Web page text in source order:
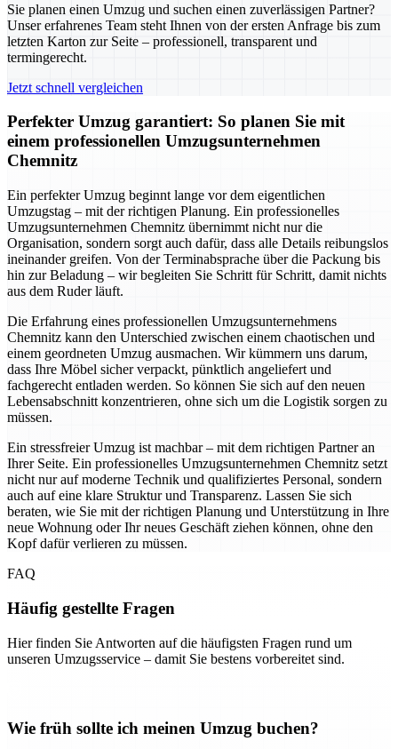
Sie planen einen Umzug und suchen einen zuverlässigen Partner?
Unser erfahrenes Team steht Ihnen von der ersten Anfrage bis zum
letzten Karton zur Seite – professionell, transparent und
termingerecht.
Jetzt schnell vergleichen
Perfekter Umzug garantiert: So planen Sie mit
einem professionellen Umzugsunternehmen
Chemnitz
Ein perfekter Umzug beginnt lange vor dem eigentlichen
Umzugstag – mit der richtigen Planung. Ein professionelles
Umzugsunternehmen Chemnitz übernimmt nicht nur die
Organisation, sondern sorgt auch dafür, dass alle Details reibungslos
ineinander greifen. Von der Terminabsprache über die Packung bis
hin zur Beladung – wir begleiten Sie Schritt für Schritt, damit nichts
aus dem Ruder läuft.
Die Erfahrung eines professionellen Umzugsunternehmens
Chemnitz kann den Unterschied zwischen einem chaotischen und
einem geordneten Umzug ausmachen. Wir kümmern uns darum,
dass Ihre Möbel sicher verpackt, pünktlich angeliefert und
fachgerecht entladen werden. So können Sie sich auf den neuen
Lebensabschnitt konzentrieren, ohne sich um die Logistik sorgen zu
müssen.
Ein stressfreier Umzug ist machbar – mit dem richtigen Partner an
Ihrer Seite. Ein professionelles Umzugsunternehmen Chemnitz setzt
nicht nur auf moderne Technik und qualifiziertes Personal, sondern
auch auf eine klare Struktur und Transparenz. Lassen Sie sich
beraten, wie Sie mit der richtigen Planung und Unterstützung in Ihre
neue Wohnung oder Ihr neues Geschäft ziehen können, ohne den
Kopf dafür verlieren zu müssen.
FAQ
Häufig gestellte Fragen
Hier finden Sie Antworten auf die häufigsten Fragen rund um
unseren Umzugsservice – damit Sie bestens vorbereitet sind.
Wie früh sollte ich meinen Umzug buchen?